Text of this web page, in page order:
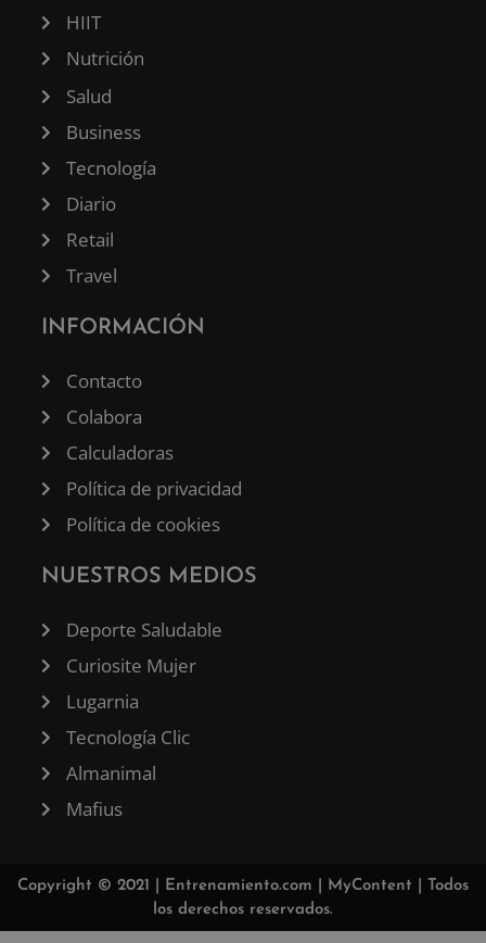
HIIT
Nutrición
Salud
Business
Tecnología
Diario
Retail
Travel
INFORMACIÓN
Contacto
Colabora
Calculadoras
Política de privacidad
Política de cookies
NUESTROS MEDIOS
Deporte Saludable
Curiosite Mujer
Lugarnia
Tecnología Clic
Almanimal
Mafius
Copyright © 2021 | Entrenamiento.com MyContent | Todos
los derechos reservados.